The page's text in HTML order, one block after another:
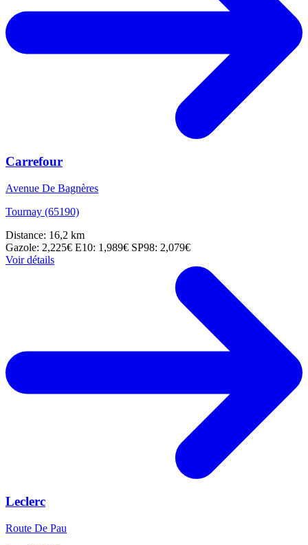
Carrefour
Avenue De Bagnères
Tournay (65190)
Distance: 16,2 km
Gazole: 2,225€ E10: 1,989€ SP98: 2,079€
Voir détails
Leclerc
Route De Pau